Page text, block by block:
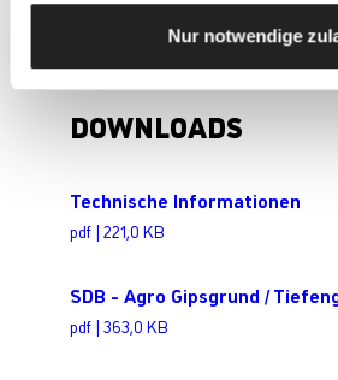
Nur notwendige
DOWNLOADS
Technische Informationen
pdf | 221,0 KB
SDB - Agro Gipsgrund /
pdf | 363,0 KB